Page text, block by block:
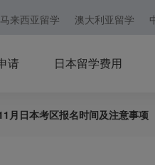
马来西亚留学 澳大利亚留学
请 日本留学费用
月日本考区报名时间及注意事项